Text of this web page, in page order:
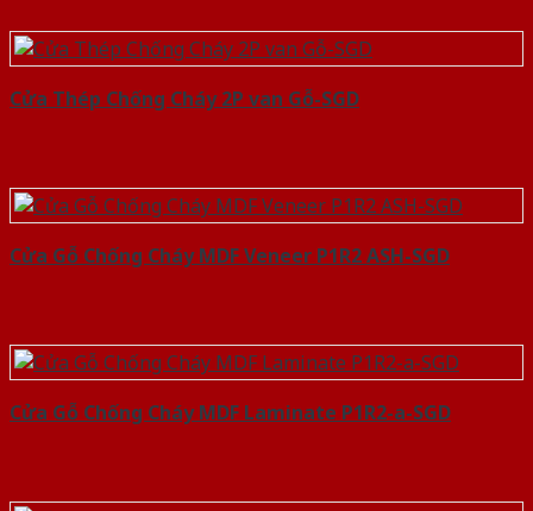
Cửa Thép Chống Cháy 2P van Gỗ-SGD
Cửa Gỗ Chống Cháy MDF Veneer P1R2 ASH-SGD
Cửa Gỗ Chống Cháy MDF Laminate P1R2-a-SGD